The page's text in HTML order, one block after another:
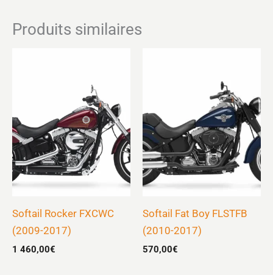
Produits similaires
Softail Rocker FXCWC
(2009-2017)
1 460,00€
Softail Fat Boy FLSTFB
(2010-2017)
570,00€